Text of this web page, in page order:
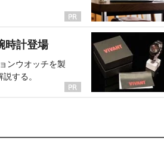
時計登場
ンウオッチを製
する。